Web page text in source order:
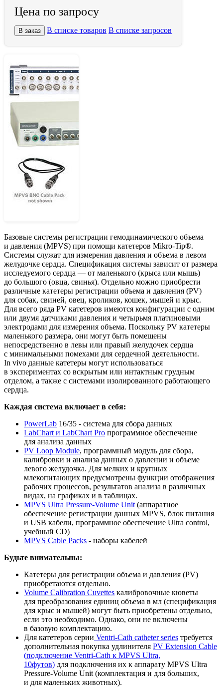
Цена по запросу
В заказ В списке товаров В списке запросов
Базовые системы регистрации гемодинамического объема
и давления (MPVS) при помощи катетеров Mikro-Tip®.
Системы служат для измерения давления и объема в левом
желудочке сердца. Спецификация системы зависит от размера
исследуемого сердца — от маленького (крыса или мышь)
до большого (овца, свинья). Отдельно можно приобрести
различные катетеры регистрации объема и давления (PV)
для собак, свиней, овец, кроликов, кошек, мышей и крыс.
Для всего ряда PV катетеров имеются конфигурации с одним
или двумя датчиками давления и четырьмя платиновыми
электродами для измерения объема. Поскольку PV катетеры
маленького размера, они могут быть помещены
непосредственно в левы или правый желудочек сердца
с минимальными помехами для сердечной деятельности.
In vivo данные катетеры могут использоваться
в экспериментах со вскрытым или интактным грудным
отделом, а также с системами изолированного работающего
сердца.
Каждая система включает в себя:
PowerLab 16/35 - система для сбора данных
LabChart и LabChart Pro программное обеспечение
для анализа данных
PV Loop Module, программный модуль для сбора,
калибровки и анализа данных о давлении и объеме
левого желудочка. Для мелких и крупных
млекопитающих предусмотрены функции отображения
рабочих процессов, результатов анализа в различных
видах, на графиках и в таблицах.
MPVS Ultra Pressure-Volume Unit (аппаратное
обеспечение регистрации данных MPVS, блок питания
и USB кабели, программное обеспечение Ultra control,
учебный CD)
MPVS Cable Packs - наборы кабелей
Будьте внимательны:
Катетеры для регистрации объема и давления (PV)
приобретаются отдельно.
Volume Calibration Cuvettes калибровочные кюветы
для преобразования единиц объема в мл (спецификация
для крыс и мышей) могут быть приобретены отдельно,
если это необходимо. Однако, они не включены
в базовую комплектацию.
Для катетеров серии Ventri-Cath catheter series требуется
дополнительная покупка удлинителя PV Extension Cable
(подключение Ventri-Cath к MPVS Ultra,
10футов) для подключения их к аппарату MPVS Ultra
Pressure-Volume Unit (комплектация и для больших,
и для маленьких животных).